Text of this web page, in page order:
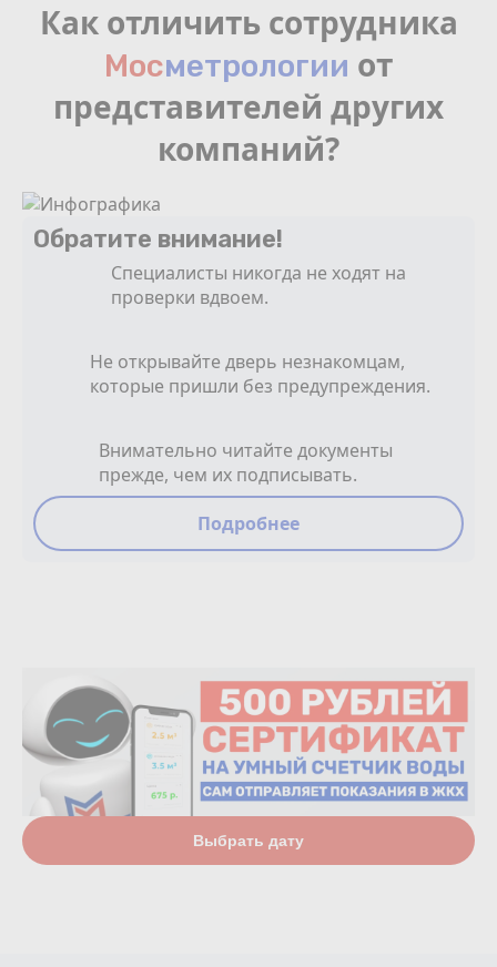
Как отличить сотрудника
Мосмeтрологии от
представителей других
компаний?
Обратите внимание!
Специалисты никогда не ходят на
проверки вдвоем.
Не открывайте дверь незнакомцам,
которые пришли без предупреждения.
Внимательно читайте документы
прежде, чем их подписывать.
Подробнее
Выбрать дату